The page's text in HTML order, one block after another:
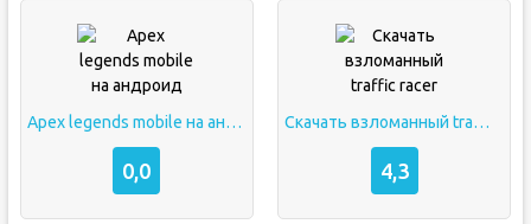
Apex legends mobile на андроид
0,0
Скачать взломанный traffic racer
4,3